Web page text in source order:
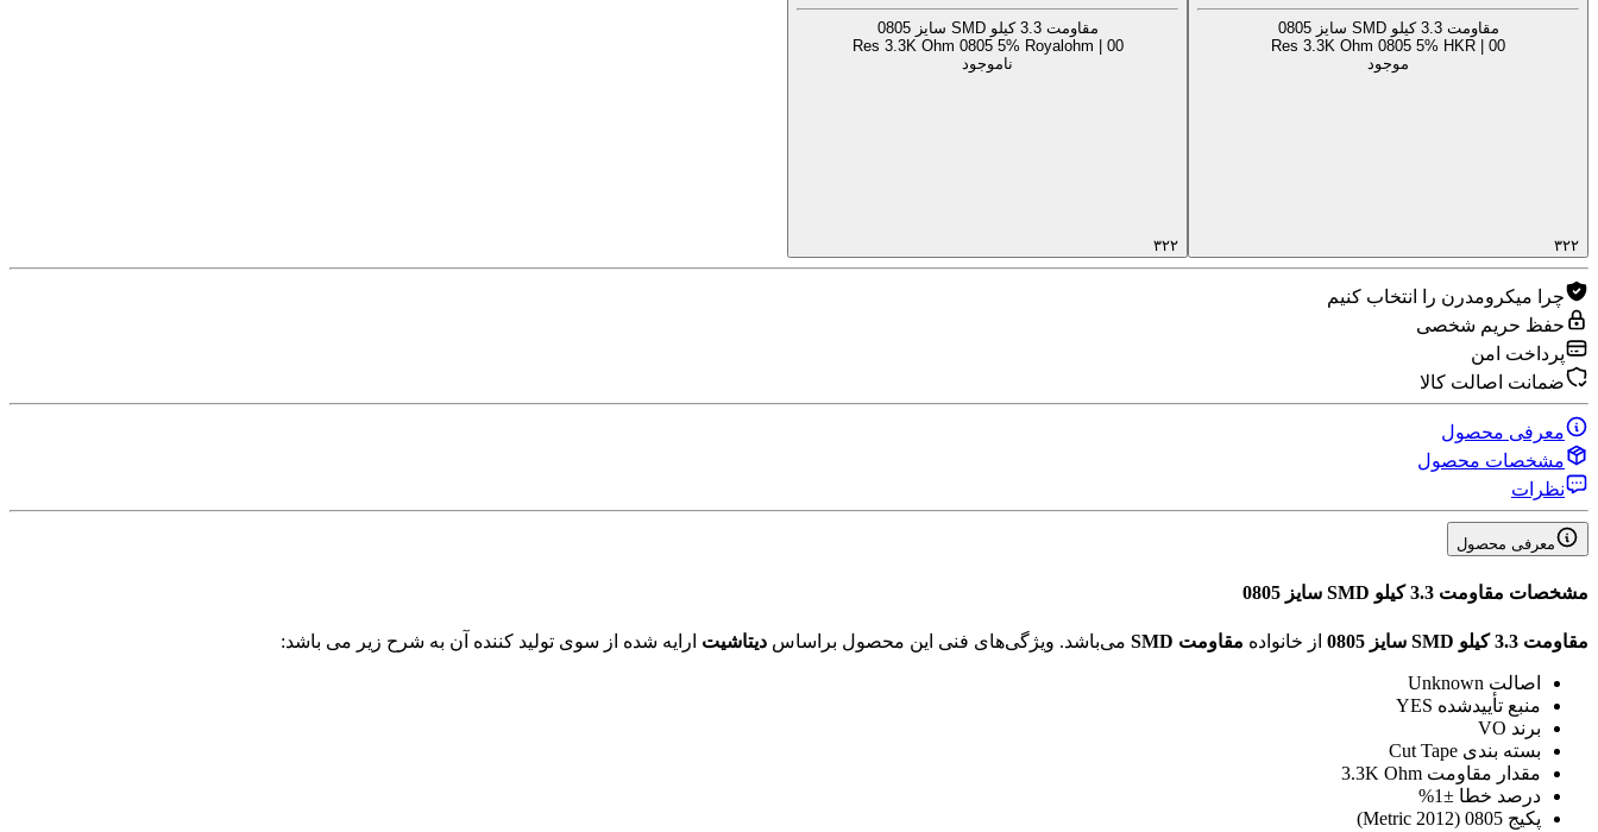
مقاومت 3.3 کیلو SMD سایز 0805
Res 3.3K Ohm 0805 5% HKR | 00
موجود
۳۲۲
مقاومت 3.3 کیلو SMD سایز 0805
Res 3.3K Ohm 0805 5% Royalohm | 00
ناموجود
۳۲۲
چرا میکرومدرن را انتخاب کنیم
حفظ حریم شخصی
پرداخت امن
ضمانت اصالت کالا
معرفی محصول
مشخصات محصول
نظرات
معرفی محصول
مشخصات مقاومت 3.3 کیلو SMD سایز 0805
مقاومت 3.3 کیلو SMD سایز 0805 از خانواده مقاومت SMD می‌باشد. ویژگی‌های فنی این محصول براساس دیتاشیت ارایه شده از سوی تولید کننده آن به شرح زیر می باشد:
اصالت Unknown
منبع تأیید‌شده YES
برند VO
بسته بندی Cut Tape
مقدار مقاومت 3.3K Ohm
درصد خطا ±1%
پکیج 0805 (2012 Metric)